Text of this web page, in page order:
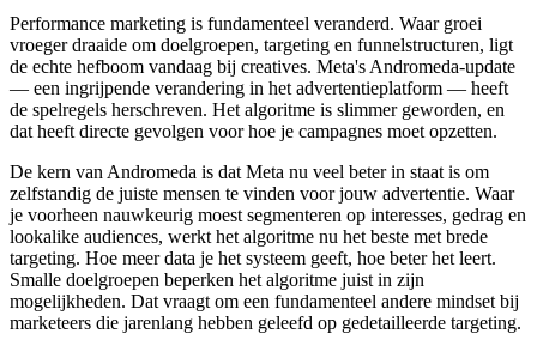
Performance marketing is fundamenteel veranderd. Waar groei
vroeger draaide om doelgroepen, targeting en funnelstructuren, ligt
de echte hefboom vandaag bij creatives. Meta's Andromeda-update
— een ingrijpende verandering in het advertentieplatform — heeft
de spelregels herschreven. Het algoritme is slimmer geworden, en
dat heeft directe gevolgen voor hoe je campagnes moet opzetten.
De kern van Andromeda is dat Meta nu veel beter in staat is om
zelfstandig de juiste mensen te vinden voor jouw advertentie. Waar
je voorheen nauwkeurig moest segmenteren op interesses, gedrag en
lookalike audiences, werkt het algoritme nu het beste met brede
targeting. Hoe meer data je het systeem geeft, hoe beter het leert.
Smalle doelgroepen beperken het algoritme juist in zijn
mogelijkheden. Dat vraagt om een fundamenteel andere mindset bij
marketeers die jarenlang hebben geleefd op gedetailleerde targeting.